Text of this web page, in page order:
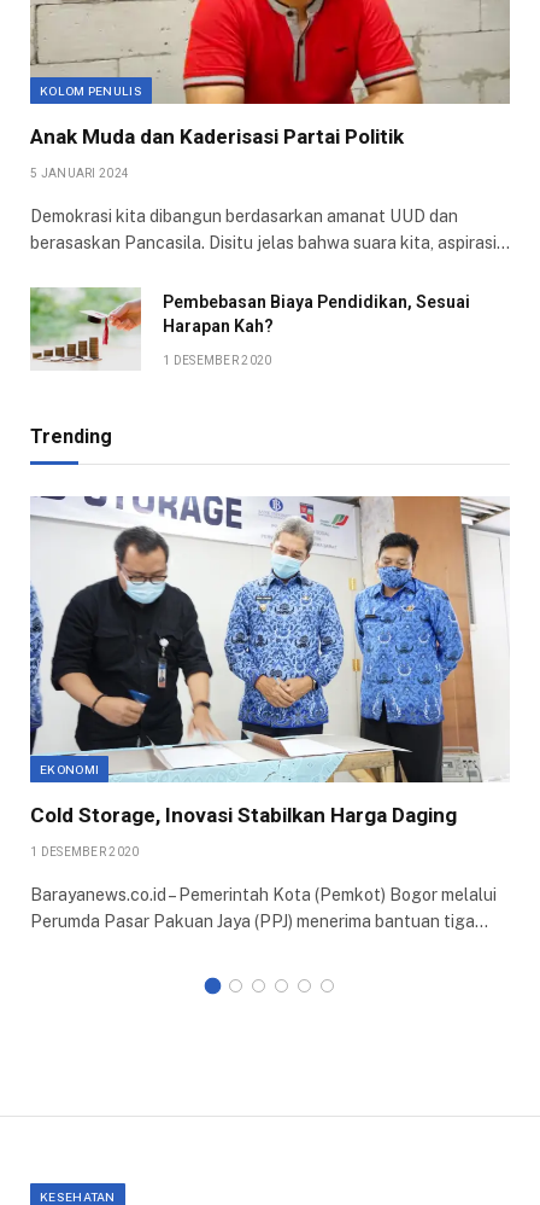
KOLOM PENULIS
Anak Muda dan Kaderisasi Partai Politik
5 JANUARI 2024
Demokrasi kita dibangun berdasarkan amanat UUD dan
berasaskan Pancasila. Disitu jelas bahwa suara kita, aspirasi…
Pembebasan Biaya Pendidikan, Sesuai
Harapan Kah?
1 DESEMBER 2020
Trending
EKONOMI
Cold Storage, Inovasi Stabilkan Harga Daging
1 DESEMBER 2020
Barayanews.co.id – Pemerintah Kota (Pemkot) Bogor melalui
Perumda Pasar Pakuan Jaya (PPJ) menerima bantuan tiga…
KESEHATAN